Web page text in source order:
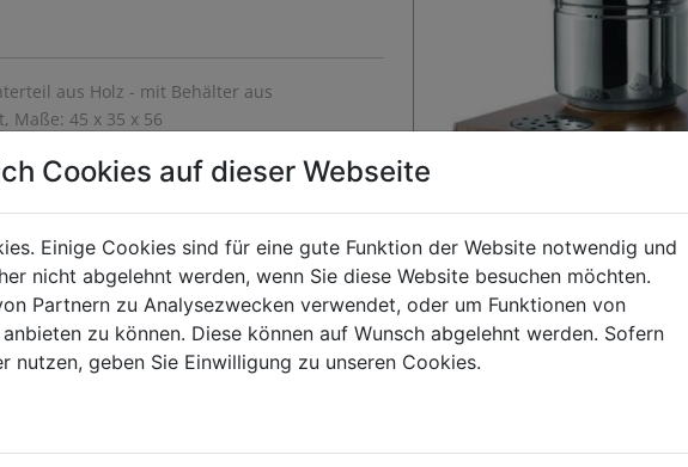
aus Holz - mit Behälter aus
Maße: 45 x 35 x 56
Kunden kauften auch
Cookies auf dieser Webseite
Einige Cookies sind für eine gute Funktion der Website notwendig und
nicht abgelehnt werden, wenn Sie diese Website besuchen möchten.
Partnern zu Analysezwecken verwendet, oder um Funktionen von
zu können. Diese können auf Wunsch abgelehnt werden. Sofern
nutzen, geben Sie Einwilligung zu unseren Cookies.